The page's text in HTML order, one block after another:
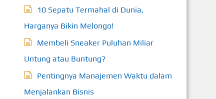
10 Sepatu Termahal di Dunia,
Harganya Bikin Melongo!
Membeli Sneaker Puluhan Miliar
Untung atau Buntung?
Pentingnya Manajemen Waktu dalam
Menjalankan Bisnis